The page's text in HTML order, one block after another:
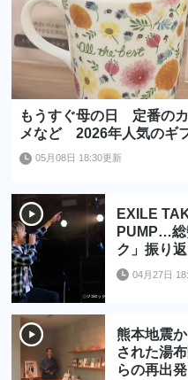
もうすぐ母の日 定番の
メなど 2026年人気のギ
05月08日 18:30更新
EXILE
PUMP…総
ク」振り
04月27日
熊本地震
された湯
らの再出